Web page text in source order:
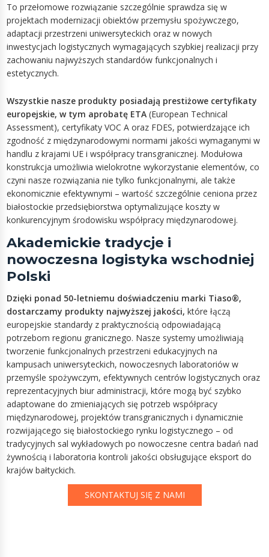
To przełomowe rozwiązanie szczególnie sprawdza się w
projektach modernizacji obiektów przemysłu spożywczego,
adaptacji przestrzeni uniwersyteckich oraz w nowych
inwestycjach logistycznych wymagających szybkiej realizacji przy
zachowaniu najwyższych standardów funkcjonalnych i
estetycznych.
Wszystkie nasze produkty posiadają prestiżowe certyfikaty
europejskie, w tym aprobatę ETA(European Technical
Assessment), certyfikaty VOC A oraz FDES, potwierdzające ich
zgodność z międzynarodowymi normami jakości wymaganymi w
handlu z krajami UE i współpracy transgranicznej. Modułowa
konstrukcja umożliwia wielokrotne wykorzystanie elementów, co
czyni nasze rozwiązania nie tylko funkcjonalnymi, ale także
ekonomicznie efektywnymi – wartość szczególnie ceniona przez
białostockie przedsiębiorstwa optymalizujące koszty w
konkurencyjnym środowisku współpracy międzynarodowej.
Akademickie tradycje i
nowoczesna logistyka wschodniej
Polski
Dzięki ponad 50-letniemu doświadczeniu marki Tiaso®,
dostarczamy produkty najwyższej jakości, które łączą
europejskie standardy z praktycznością odpowiadającą
potrzebom regionu granicznego. Nasze systemy umożliwiają
tworzenie funkcjonalnych przestrzeni edukacyjnych na
kampusach uniwersyteckich, nowoczesnych laboratoriów w
przemyśle spożywczym, efektywnych centrów logistycznych oraz
reprezentacyjnych biur administracji, które mogą być szybko
adaptowane do zmieniających się potrzeb współpracy
międzynarodowej, projektów transgranicznych i dynamicznie
rozwijającego się białostockiego rynku logistycznego – od
tradycyjnych sal wykładowych po nowoczesne centra badań nad
żywnością i laboratoria kontroli jakości obsługujące eksport do
krajów bałtyckich.
SKONTAKTUJ SIĘ Z NAMI